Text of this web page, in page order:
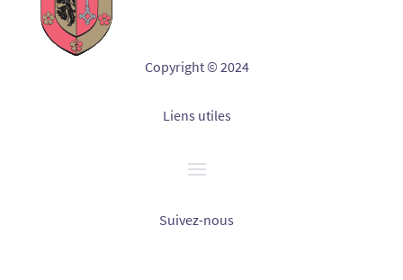
Copyright © 2024
Liens utiles
Suivez-nous